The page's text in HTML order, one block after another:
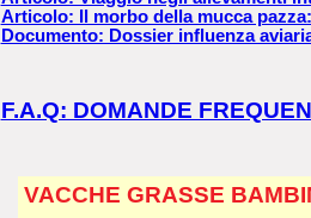
Articolo: Il morbo della mucca
Documento: Dossier influenza
F.A.Q: DOMANDE
VACCHE GRASSE